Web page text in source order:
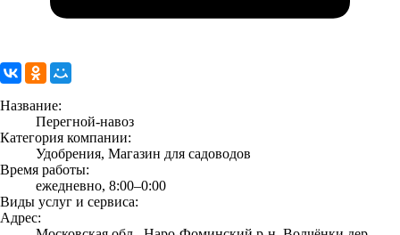
Название:
Перегной-навоз
Категория компании:
Удобрения, Магазин для садоводов
Время работы:
ежедневно, 8:00–0:00
Виды услуг и сервиса:
Адрес: